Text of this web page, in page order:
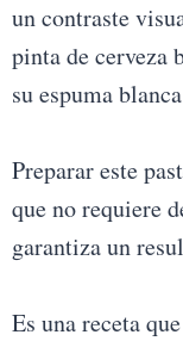
un contraste
pinta de cerveza
su espuma
Preparar este
que no requiere
garantiza un
Es una receta